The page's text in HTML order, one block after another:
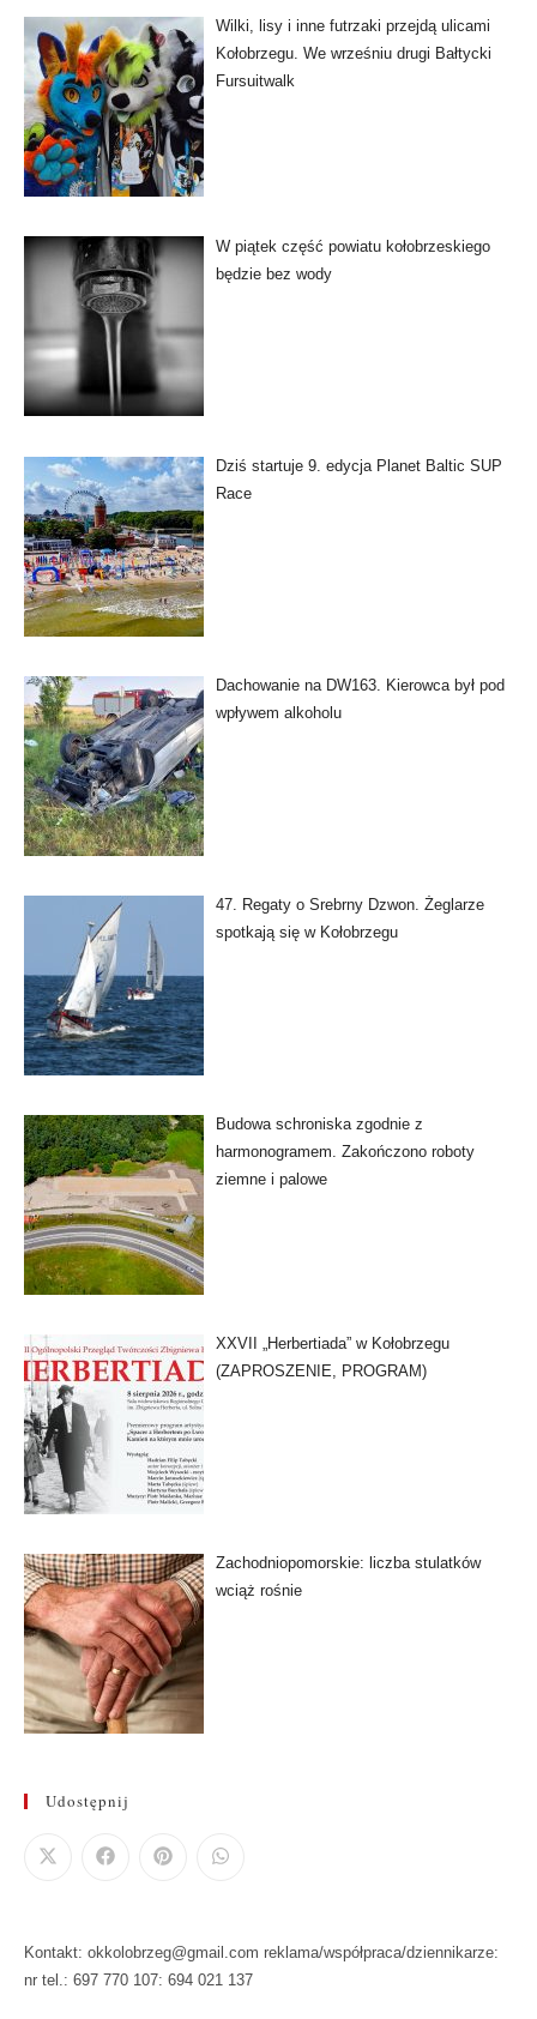
Wilki, lisy i inne futrzaki przejdą ulicami
Kołobrzegu. We wrześniu drugi Bałtycki
Fursuitwalk
W piątek część powiatu kołobrzeskiego
będzie bez wody
Dziś startuje 9. edycja Planet Baltic SUP
Race
Dachowanie na DW163. Kierowca był pod
wpływem alkoholu
47. Regaty o Srebrny Dzwon. Żeglarze
spotkają się w Kołobrzegu
Budowa schroniska zgodnie z
harmonogramem. Zakończono roboty
ziemne i palowe
XXVII „Herbertiada” w Kołobrzegu
(ZAPROSZENIE, PROGRAM)
Zachodniopomorskie: liczba stulatków
wciąż rośnie
Udostępnij
Kontakt: okkolobrzeg@gmail.com reklama/współpraca/dziennikarze:
nr tel.: 697 770 107: 694 021 137